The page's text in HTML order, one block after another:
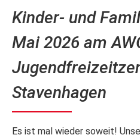
Kinder- und
Mai 2026 am
Stavenhagen
Es ist mal wieder soweit!